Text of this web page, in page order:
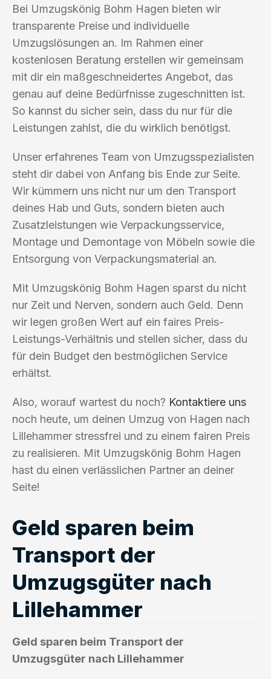
Bei Umzugskönig Bohm Hagen bieten wir
transparente Preise und individuelle
Umzugslösungen an. Im Rahmen einer
kostenlosen Beratung erstellen wir gemeinsam
mit dir ein maßgeschneidertes Angebot, das
genau auf deine Bedürfnisse zugeschnitten ist.
So kannst du sicher sein, dass du nur für die
Leistungen zahlst, die du wirklich benötigst.
Unser erfahrenes Team von Umzugsspezialisten
steht dir dabei von Anfang bis Ende zur Seite.
Wir kümmern uns nicht nur um den Transport
deines Hab und Guts, sondern bieten auch
Zusatzleistungen wie Verpackungsservice,
Montage und Demontage von Möbeln sowie die
Entsorgung von Verpackungsmaterial an.
Mit Umzugskönig Bohm Hagen sparst du nicht
nur Zeit und Nerven, sondern auch Geld. Denn
wir legen großen Wert auf ein faires Preis-
Leistungs-Verhältnis und stellen sicher, dass du
für dein Budget den bestmöglichen Service
erhältst.
Also, worauf wartest du noch? Kontaktiere uns
noch heute, um deinen Umzug von Hagen nach
Lillehammer stressfrei und zu einem fairen Preis
zu realisieren. Mit Umzugskönig Bohm Hagen
hast du einen verlässlichen Partner an deiner
Seite!
Geld sparen beim
Transport der
Umzugsgüter nach
Lillehammer
Geld sparen beim Transport der
Umzugsgüter nach Lillehammer